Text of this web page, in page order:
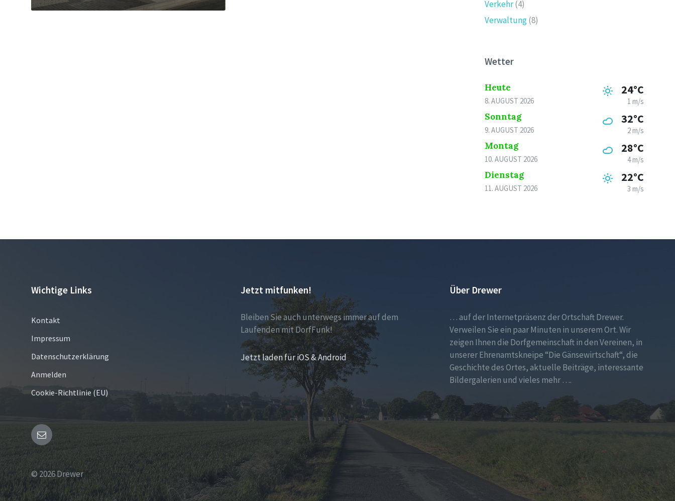
Verkehr(4)
Verwaltung(8)
Wetter
Heute
8. AUGUST 2026
24°C
1 m/s
Sonntag
9. AUGUST 2026
32°C
2 m/s
Montag
10. AUGUST 2026
28°C
4 m/s
Dienstag
11. AUGUST 2026
22°C
3 m/s
Wichtige Links
Kontakt
Impressum
Datenschutzerklärung
Anmelden
Cookie-Richtlinie (EU)
Jetzt mitfunken!
Bleiben Sie auch unterwegs immer auf dem
Laufenden mit DorfFunk!
Jetzt laden für iOS & Android
Über Drewer
… auf der Internetpräsenz der Ortschaft Drewer.
Verweilen Sie ein paar Minuten in unserem Ort. Wir
zeigen Ihnen die Dorfgemeinschaft in den Vereinen, in
unserer Ehrenamtskneipe “Die Gänsewirtschaft“, die
Geschichte des Ortes, aktuelle Beiträge, interessante
Bildergalerien und vieles mehr ….
Email
© 2026 Drewer